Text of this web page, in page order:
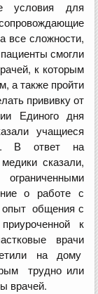
условия для
все сложности,
смогли
к которым
а также пройти
прививку от
Единого дня
учащиеся
В ответ на
сказали,
о работе с
опыт общения с
к
врачи
на дому
трудно или
врачей.